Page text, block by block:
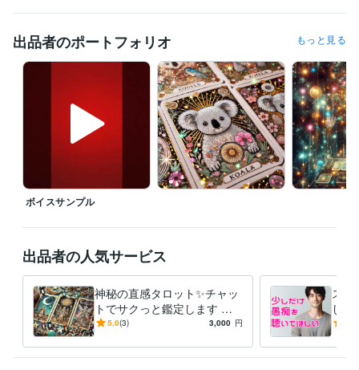
仕事も恋愛も、なんだかうまくいかない
他人と自分を比べては自虐して
ついには「私なんて、どうせ無理」と自責の毎日…
しかし、そんな生活を続けているうちに、気づいたんです
『本当の幸せは、自分を愛することから始まる』
・自分を認める（良い所も悪い所も）
・その全てが自分なんだと受け入れる
●自分を愛することで生活が激変！
毎日のジャーナリング
自分の感情に向き合う事を大切にして
少しずつ自分を好きになれるようになっていきました
自分を愛せるようになると
世界が一気に輝きだすんです！
出品者のポートフォリオ もっと見る
ボイスサンプル
出品者の人気サービス
神秘の直感タロット✨チャッ
トでサクっと鑑定します タ
ロットで✨チャット占い一度
5.0(3) 3,000 円
スト
し
族、